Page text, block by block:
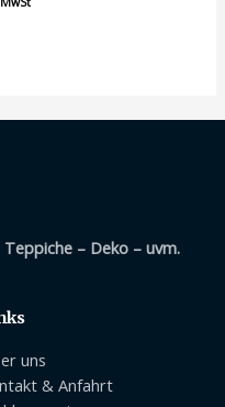
– Deko – uvm.
uns
& Anfahrt